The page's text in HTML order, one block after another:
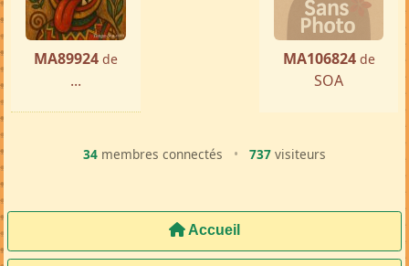
MA89924 de
...
MA106824 de
SOA
34 membres connectés • 737 visiteurs
Accueil